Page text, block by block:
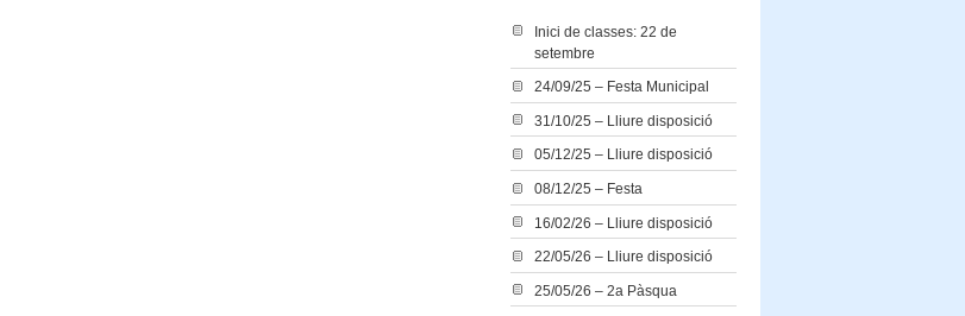
Inici de classes: 22 de
setembre
24/09/25 – Festa Municipal
31/10/25 – Lliure disposició
05/12/25 – Lliure disposició
08/12/25 – Festa
16/02/26 – Lliure disposició
22/05/26 – Lliure disposició
25/05/26 – 2a Pàsqua